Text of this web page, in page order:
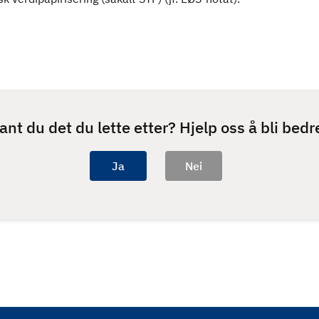
du det du lette etter? Hjelp oss å bli